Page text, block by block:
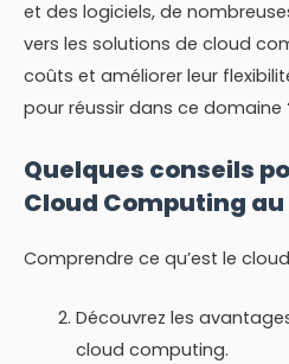
et des logiciels, de
vers les solutions de cloud
coûts et améliorer leur
pour réussir dans ce domaine
Quelques conseils
Cloud Computing
Comprendre ce qu’est le
Découvrez les
cloud computing.